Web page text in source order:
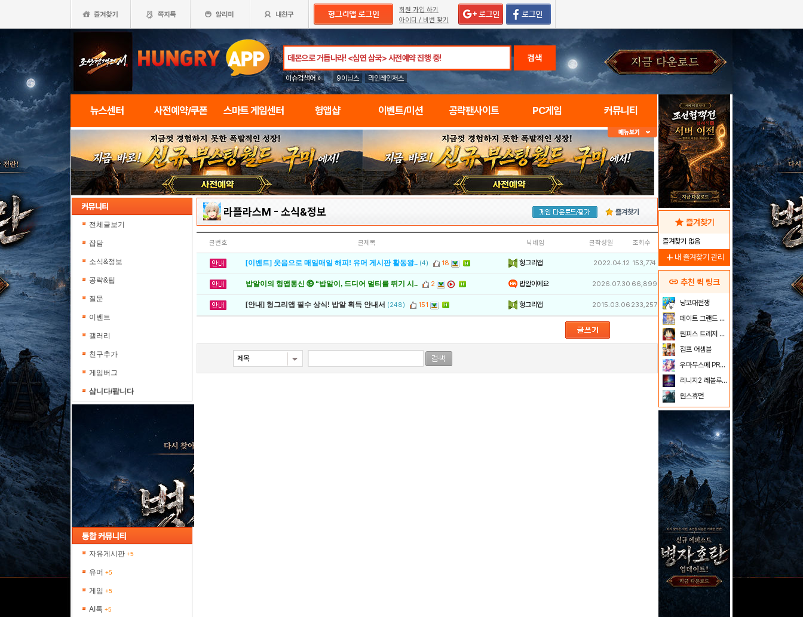
회원 가입 하기
아이디 / 비번 찾기
검색
이슈검색어 » 9이닝스 라인레인저스
뉴스센터 사전예약/쿠폰 스마트 게임센터 헝앱샵 이벤트/미션 공략팬사이트 PC게임 커뮤니티
전체글보기
잡담
소식&정보
공략&팁
질문
이벤트
갤러리
친구추가
게임버그
삽니다/팝니다
자유게시판 +5
유머 +5
게임 +5
AI톡 +5
라플라스M - 소식&정보 즐겨찾기
글번호 글제목 닉네임 글작성일 조회수
[이벤트] 웃음으로 매일매일 해피! 유머 게시판 활동왕.. (4) 18 헝그리앱 2022.04.12 153,774
밥알이의 헝앱통신 ⑲ “밥알이, 드디어 멀티를 뛰기 시.. 2 밥알이에요 2026.07.30 66,899
[안내] 헝그리앱 필수 상식! 밥알 획득 안내서 (248) 151 헝그리앱 2015.03.06 233,257
star 즐겨찾기
즐겨찾기 없음
add 내 즐겨찾기 관리
link 추천 퀵 링크
냥코대전쟁
페이트 그랜드 오더
원피스 트레저 크루즈
점프 어셈블
우마무스메 PRETTY DERBY
리니지2 레볼루션
원스휴먼